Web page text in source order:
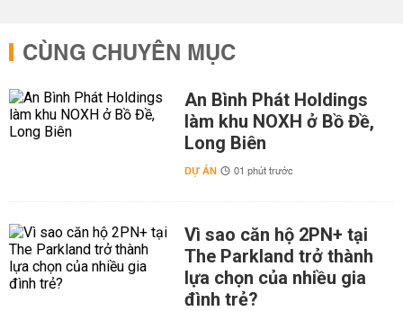
CÙNG CHUYÊN MỤC
An Bình Phát Holdings
làm khu NOXH ở Bồ Đề,
Long Biên
DỰ ÁN 01 phút trước
Vì sao căn hộ 2PN+ tại
The Parkland trở thành
lựa chọn của nhiều gia
đình trẻ?